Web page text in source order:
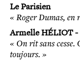
Le Parisien
« Roger Dumas, en
Armelle HÉLIOT -
« On rit sans
toujours. »